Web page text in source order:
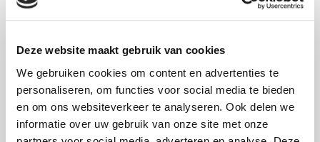
Deze website maakt gebruik van cookies
We gebruiken cookies om content en advertenties te
personaliseren, om functies voor social media te bieden
en om ons websiteverkeer te analyseren. Ook delen we
informatie over uw gebruik van onze site met onze
Wir bieten Ihnen einen sehr
abwechslungsreichen Arbeitsplatz in unserem
großgeschrieben wird. Das Gehalt ist
marktgerecht und die Nebenleistungen sind
gut. Hinzu kommen die Aktivitäten mit dem
Betriebsrat sowie die alljährliche